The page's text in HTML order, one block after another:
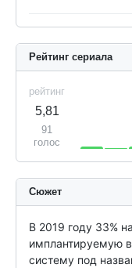
Рейтинг сериала
рейтинг
5,81
91
голос
Сюжет
В 2019 году 33%
имплантируемую
систему под